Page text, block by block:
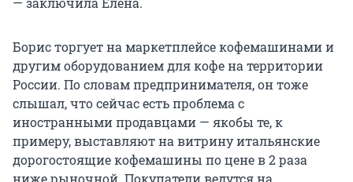
Борис торгует на маркетплейсе кофемашинами и
другим оборудованием для кофе на территории
России. По словам предпринимателя, он тоже
слышал, что сейчас есть проблема с
иностранными продавцами — якобы те, к
примеру, выставляют на витрину итальянские
дорогостоящие кофемашины по цене в 2 раза
ниже рыночной. Покупатели ведутся на